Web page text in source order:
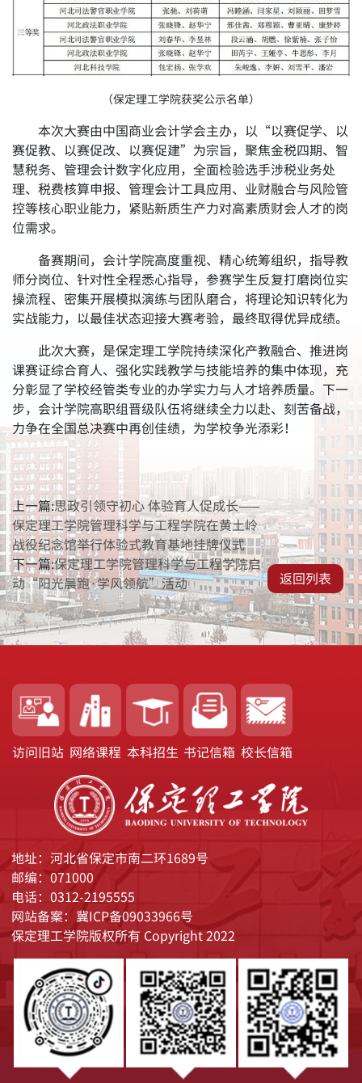
（保定理工学院获奖公示名单）
本次大赛由中国商业会计学会主办，以“以赛促学、以
赛促教、以赛促改、以赛促建”为宗旨，聚焦金税四期、智
慧税务、管理会计数字化应用，全面检验选手涉税业务处
理、税费核算申报、管理会计工具应用、业财融合与风险管
控等核心职业能力，紧贴新质生产力对高素质财会人才的岗
位需求。
备赛期间，会计学院高度重视、精心统筹组织，指导教
师分岗位、针对性全程悉心指导，参赛学生反复打磨岗位实
操流程、密集开展模拟演练与团队磨合，将理论知识转化为
实战能力，以最佳状态迎接大赛考验，最终取得优异成绩。
此次大赛，是保定理工学院持续深化产教融合、推进岗
课赛证综合育人、强化实践教学与技能培养的集中体现，充
分彰显了学校经管类专业的办学实力与人才培养质量。下一
步，会计学院高职组晋级队伍将继续全力以赴、刻苦备战，
力争在全国总决赛中再创佳绩，为学校争光添彩！
上一篇:思政引领守初心 体验育人促成长——
保定理工学院管理科学与工程学院在黄土岭
战役纪念馆举行体验式教育基地挂牌仪式
下一篇:保定理工学院管理科学与工程学院启
动“阳光晨跑·学风领航”活动
返回列表
访问旧站 网络课程 本科招生 书记信箱 校长信箱
地址：河北省保定市南二环1689号
邮编：071000
电话：0312-2195555
网站备案：冀ICP备09033966号
保定理工学院版权所有 Copyright 2022